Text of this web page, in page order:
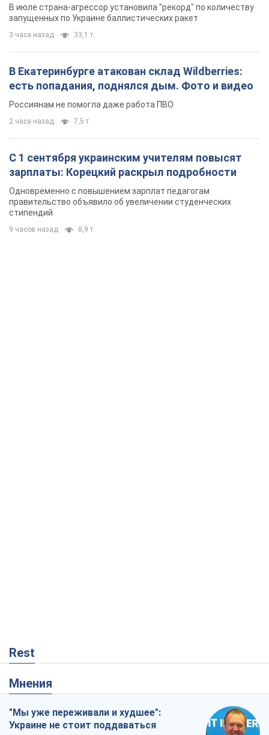
В июле страна-агрессор установила "рекорд" по количеству
запущенных по Украине баллистических ракет
3 часа назад 33,1 т.
В Екатеринбурге атакован склад Wildberries:
есть попадания, поднялся дым. Фото и видео
Россиянам не помогла даже работа ПВО
2 часа назад 7,5 т.
С 1 сентября украинским учителям повысят
зарплаты: Корецкий раскрыл подробности
Одновременно с повышением зарплат педагогам
правительство объявило об увеличении студенческих
стипендий
9 часов назад 8,9 т.
Rest
Мнения
"Мы уже переживали и худшее":
Украине не стоит поддаваться